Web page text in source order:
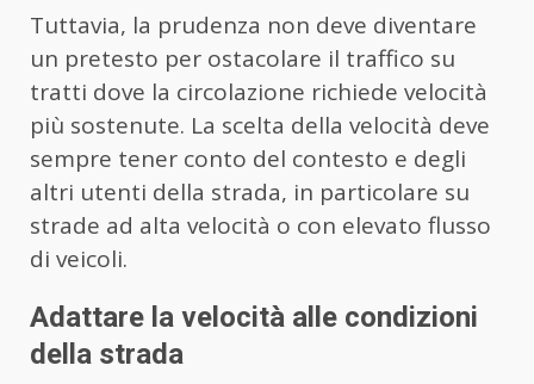
Tuttavia, la prudenza non deve diventare
un pretesto per ostacolare il traffico su
tratti dove la circolazione richiede velocità
più sostenute. La scelta della velocità deve
sempre tener conto del contesto e degli
altri utenti della strada, in particolare su
strade ad alta velocità o con elevato flusso
di veicoli.
Adattare la velocità alle condizioni
della strada